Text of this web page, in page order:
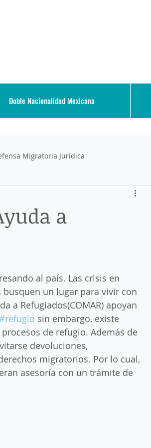
Doble Nacionalidad Mexicana
Migratoria Jurídica
Diplomado en Derecho Migratorio
job permission Migrar a México
Recurso de revisión
de FM1, FM2 Y FM3
a
al país. Las crisis en
un lugar para vivir con
a Refugiados(COMAR) apoyan
sin embargo, existe
de refugio. Además de
devoluciones,
migratorios. Por lo cual,
asesoría con un trámite de